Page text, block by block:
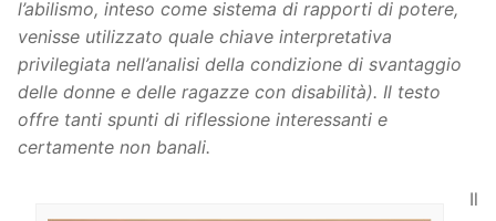
l’abilismo, inteso come sistema di rapporti di potere,
venisse utilizzato quale chiave interpretativa
privilegiata nell’analisi della condizione di svantaggio
delle donne e delle ragazze con disabilità). Il testo
offre tanti spunti di riflessione interessanti e
certamente non banali.
Il